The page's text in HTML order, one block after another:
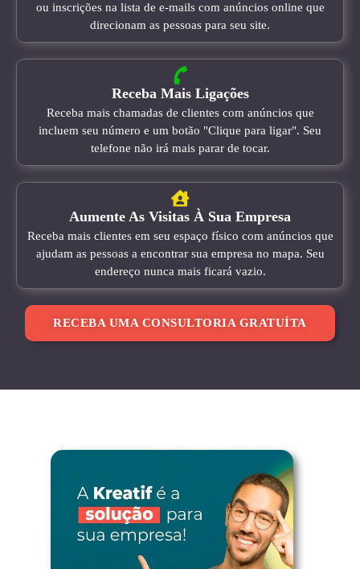
ou inscrições na lista de e-mails com anúncios online que
direcionam as pessoas para seu site.
Receba Mais Ligações
Receba mais chamadas de clientes com anúncios que
incluem seu número e um botão "Clique para ligar". Seu
telefone não irá mais parar de tocar.
Aumente As Visitas À Sua Empresa
Receba mais clientes em seu espaço físico com anúncios que
ajudam as pessoas a encontrar sua empresa no mapa. Seu
endereço nunca mais ficará vazio.
RECEBA UMA CONSULTORIA GRATUÍTA